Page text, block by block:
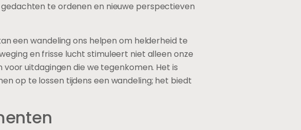
te ordenen en nieuwe perspectieven
een wandeling ons helpen om helderheid te
en frisse lucht stimuleert niet alleen onze
uitdagingen die we tegenkomen. Het is
op te lossen tijdens een wandeling; het biedt